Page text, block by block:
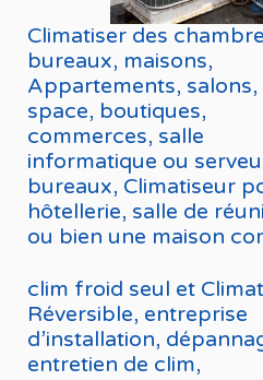
Climatiser des
bureaux, maisons,
Appartements, salons,
space, boutiques,
commerces, salle
informatique ou
bureaux, Climatiseur
hôtellerie, salle de
ou bien une maison
clim froid seul et
Réversible, entreprise
d’installation,
entretien de clim,